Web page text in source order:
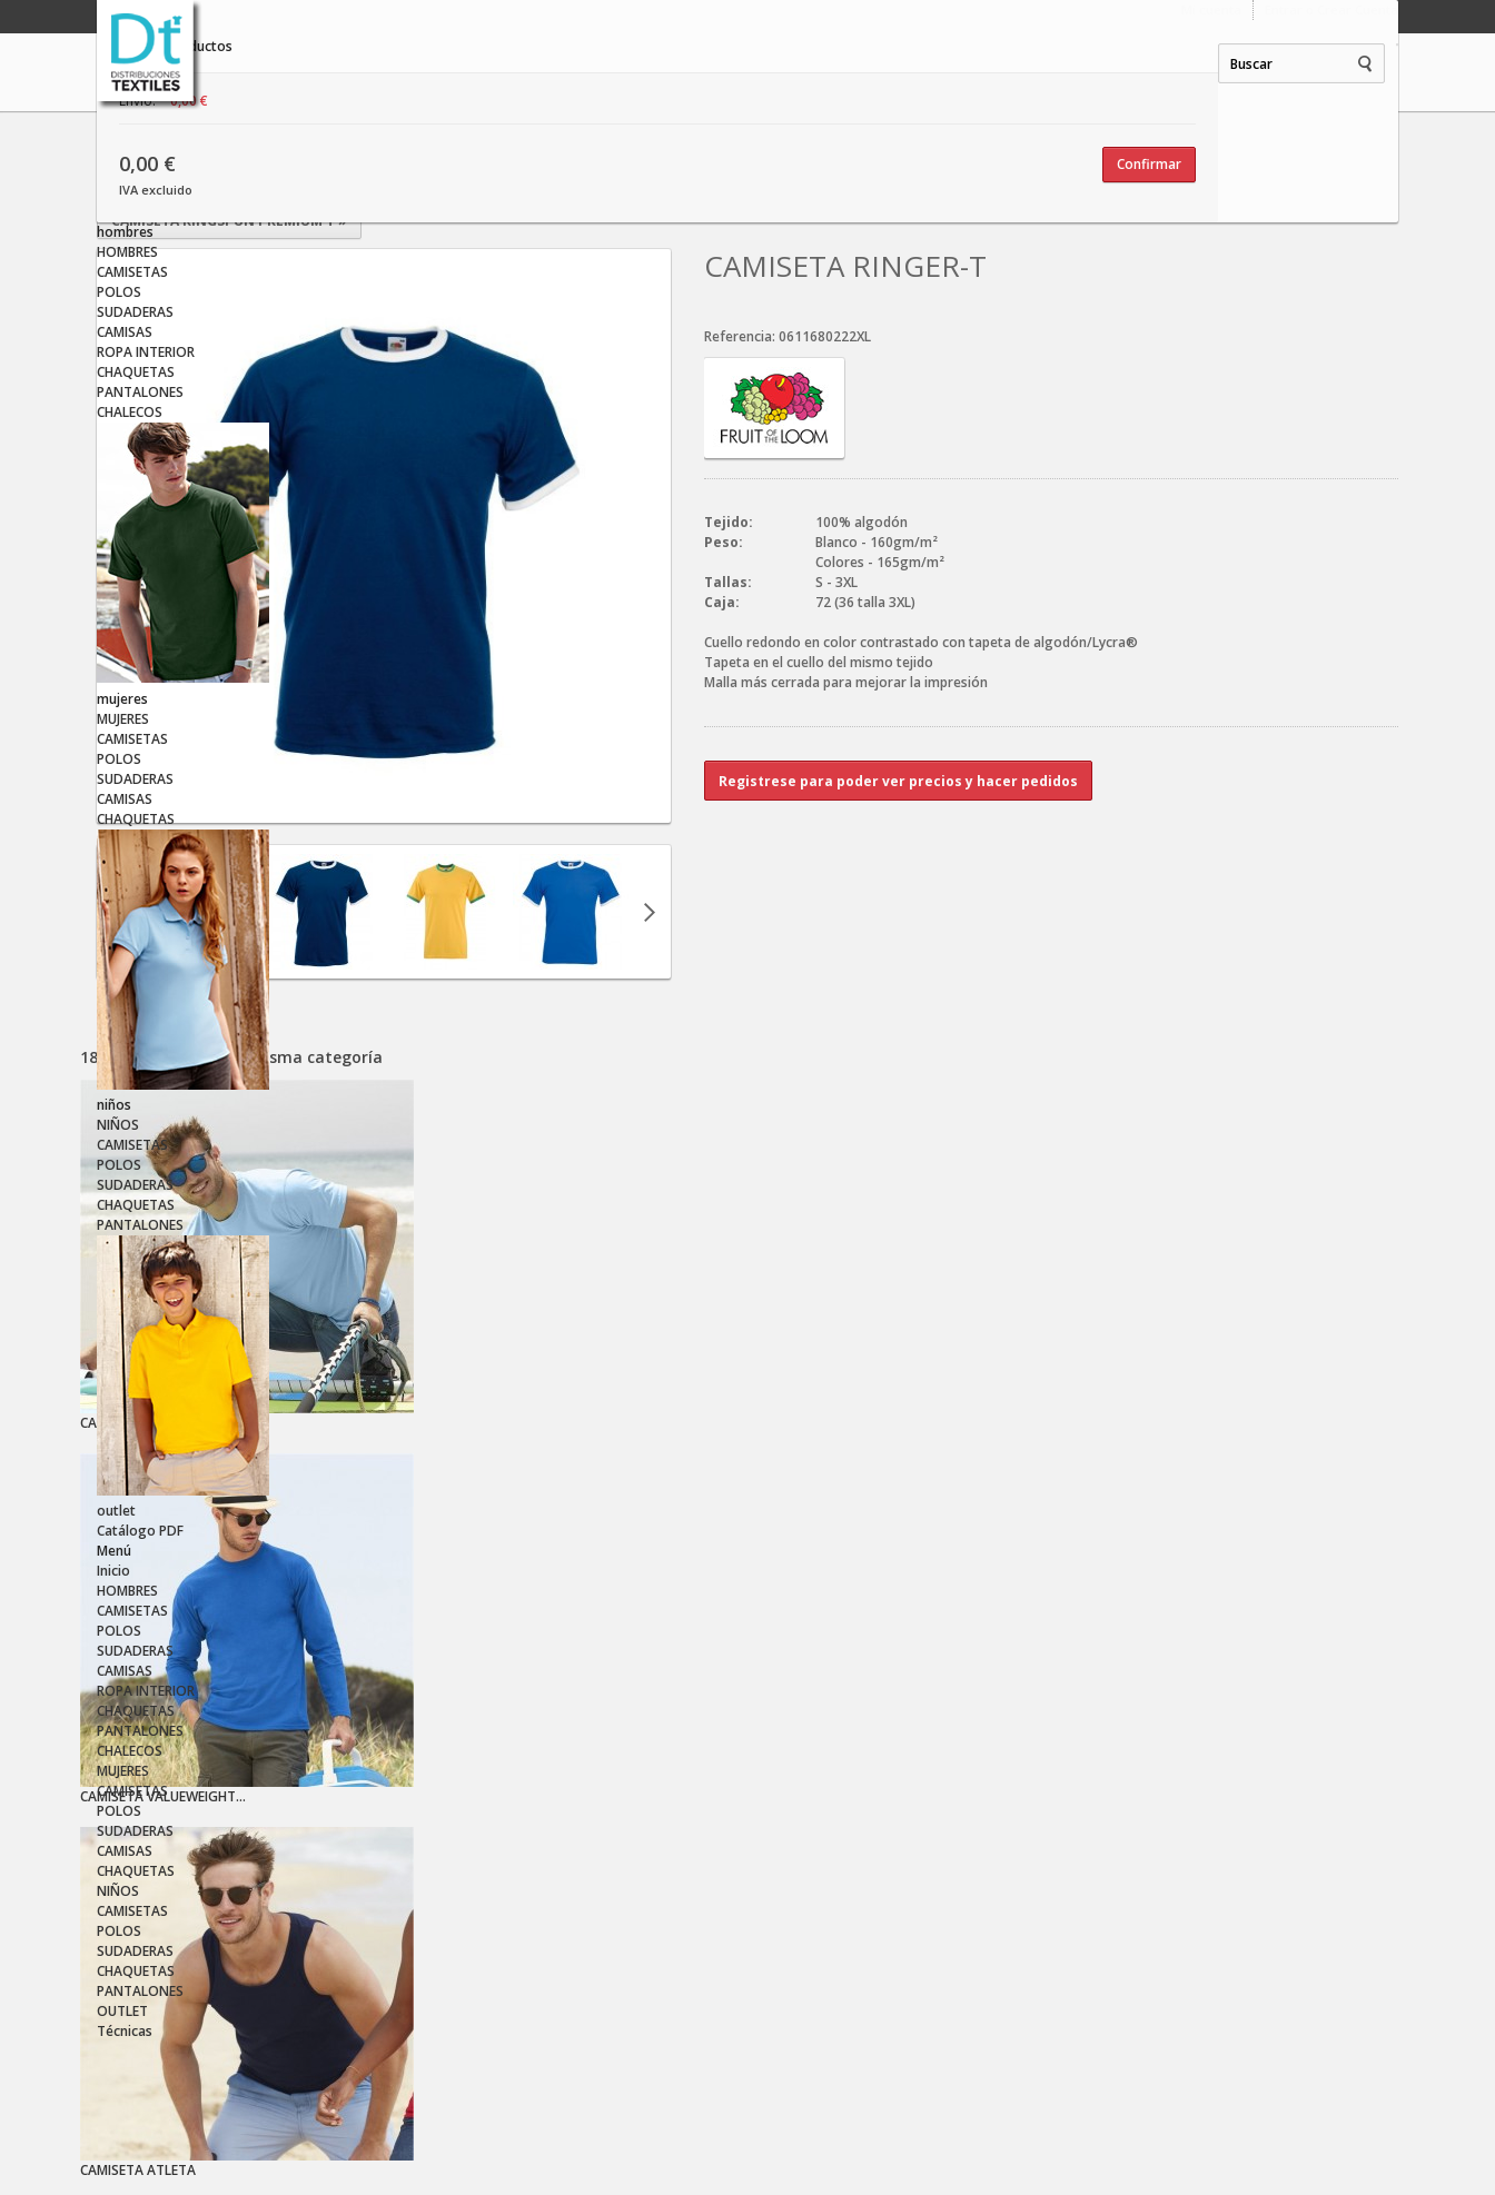
producto
No hay productos
Envío: 0,00 €
0,00 €
IVA excluido
Confirmar
hombres
HOMBRES
CAMISETAS
POLOS
SUDADERAS
CAMISAS
ROPA INTERIOR
CHAQUETAS
PANTALONES
CHALECOS
mujeres
MUJERES
CAMISETAS
POLOS
SUDADERAS
CAMISAS
CHAQUETAS
niños
NIÑOS
CAMISETAS
POLOS
SUDADERAS
CHAQUETAS
PANTALONES
outlet
Catálogo PDF
Menú
Inicio
HOMBRES
CAMISETAS
POLOS
SUDADERAS
CAMISAS
ROPA INTERIOR
CHAQUETAS
PANTALONES
CHALECOS
MUJERES
CAMISETAS
POLOS
SUDADERAS
CAMISAS
CHAQUETAS
NIÑOS
CAMISETAS
POLOS
SUDADERAS
CHAQUETAS
PANTALONES
OUTLET
Técnicas
«PANTALON CORTO DEPORTIVO
CAMISETA RINGSPUN PREMIUM T»
CAMISETA RINGER-T
Referencia: 0611680222XL
Tejido:
100% algodón
Peso:
Blanco - 160gm/m²
Colores - 165gm/m²
Tallas:
S - 3XL
Caja:
72 (36 talla 3XL)
Cuello redondo en color contrastado con tapeta de algodón/Lycra®
Tapeta en el cuello del mismo tejido
Malla más cerrada para mejorar la impresión
18 productos en esta misma categoría
CAMISETA VALUEWEIGHT...
CAMISETA VALUEWEIGHT...
CAMISETA ATLETA